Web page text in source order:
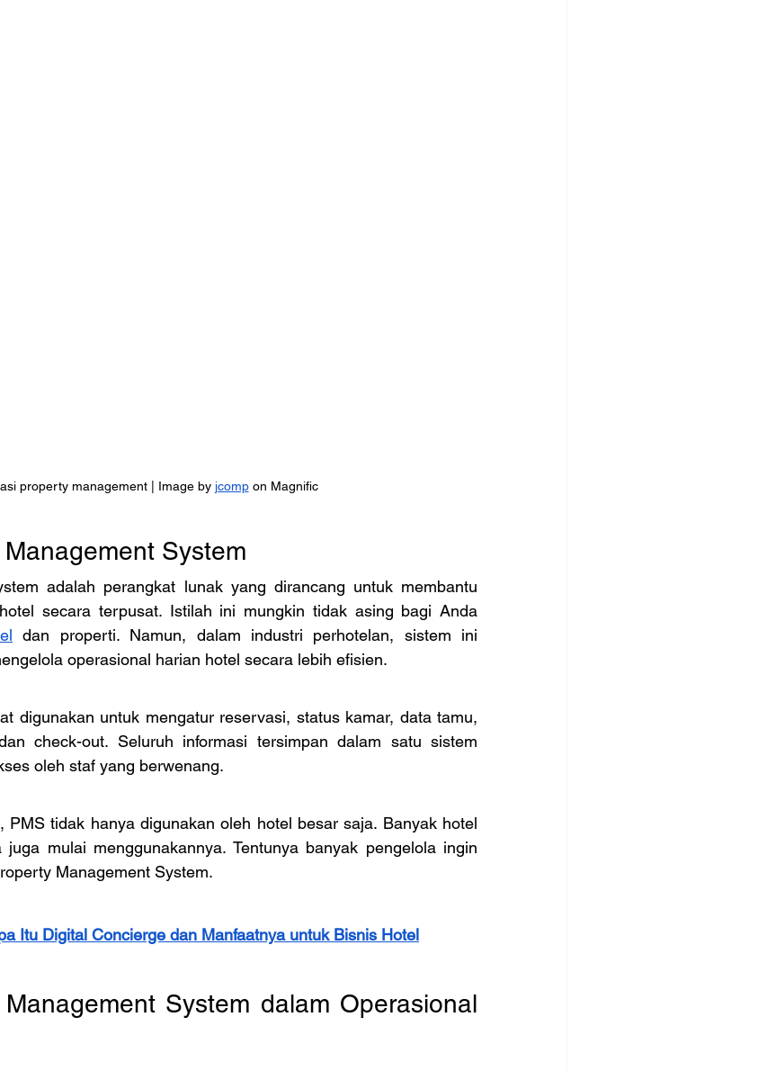
property management | Image by jcomp on Magnific
System
adalah perangkat lunak yang dirancang untuk membantu
secara terpusat. Istilah ini mungkin tidak asing bagi Anda
dan properti. Namun, dalam industri perhotelan, sistem ini
operasional harian hotel secara lebih efisien.
digunakan untuk mengatur reservasi, status kamar, data tamu,
check-out. Seluruh informasi tersimpan dalam satu sistem
oleh staf yang berwenang.
PMS tidak hanya digunakan oleh hotel besar saja. Banyak hotel
mulai menggunakannya. Tentunya banyak pengelola ingin
Management System.
Itu Digital Concierge dan Manfaatnya untuk Bisnis Hotel
System dalam Operasional